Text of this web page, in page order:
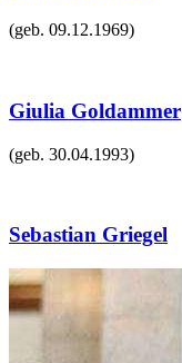
(geb. 09.12.1969)
Giulia Goldammer
(geb. 30.04.1993)
Sebastian Griegel